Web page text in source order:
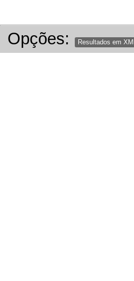
Opções: Resultados em XML